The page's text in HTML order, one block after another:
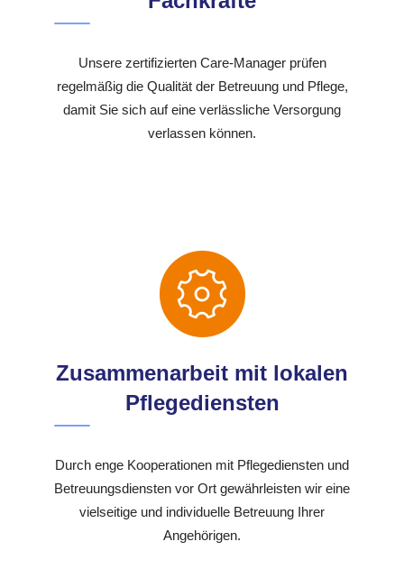
Unsere zertifizierten Care-Manager prüfen
regelmäßig die Qualität der Betreuung und Pflege,
damit Sie sich auf eine verlässliche Versorgung
verlassen können.
Zusammenarbeit mit lokalen
Pflegediensten
Durch enge Kooperationen mit Pflegediensten und
Betreuungsdiensten vor Ort gewährleisten wir eine
vielseitige und individuelle Betreuung Ihrer
Angehörigen.